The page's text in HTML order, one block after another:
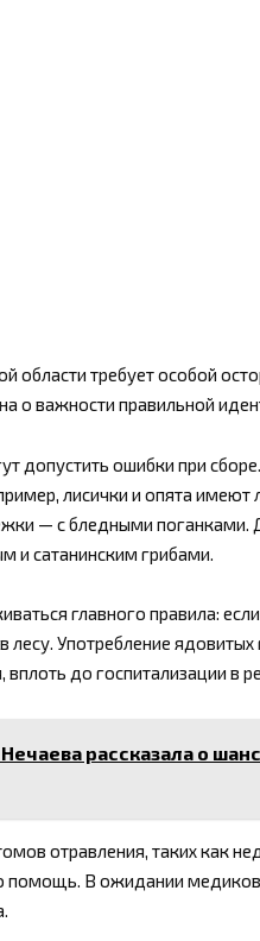
области требует особой
о важности правильной
допустить ошибки при
лисички и опята имеют
— с бледными поганками.
и сатанинским грибами.
главного правила:
лесу. Употребление
до госпитализации в
рассказала о
отравления, таких как
В ожидании медиков